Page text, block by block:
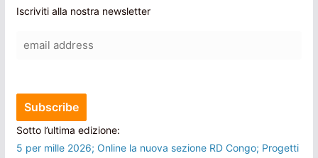
Iscriviti alla nostra newsletter
Sotto l’ultima edizione:
5 per mille 2026; Online la nuova sezione RD Congo; Progetti